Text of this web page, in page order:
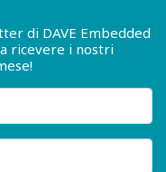
di DAVE Embedded
ricevere i nostri